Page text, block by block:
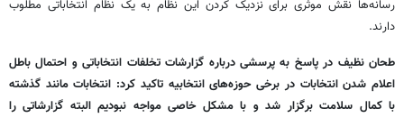
رسانه‌ها نقش موثری برای نزدیک کردن این نظام به یک نظام انتخاباتی مطلوب
دارند.
طحان نظیف در پاسخ به پرسشی درباره گزارشات تخلفات انتخاباتی و احتمال باطل
اعلام شدن انتخابات در برخی حوزه‌های انتخابیه تاکید کرد: انتخابات مانند گذشته
با کمال سلامت برگزار شد و با مشکل خاصی مواجه نبودیم البته گزارشاتی را